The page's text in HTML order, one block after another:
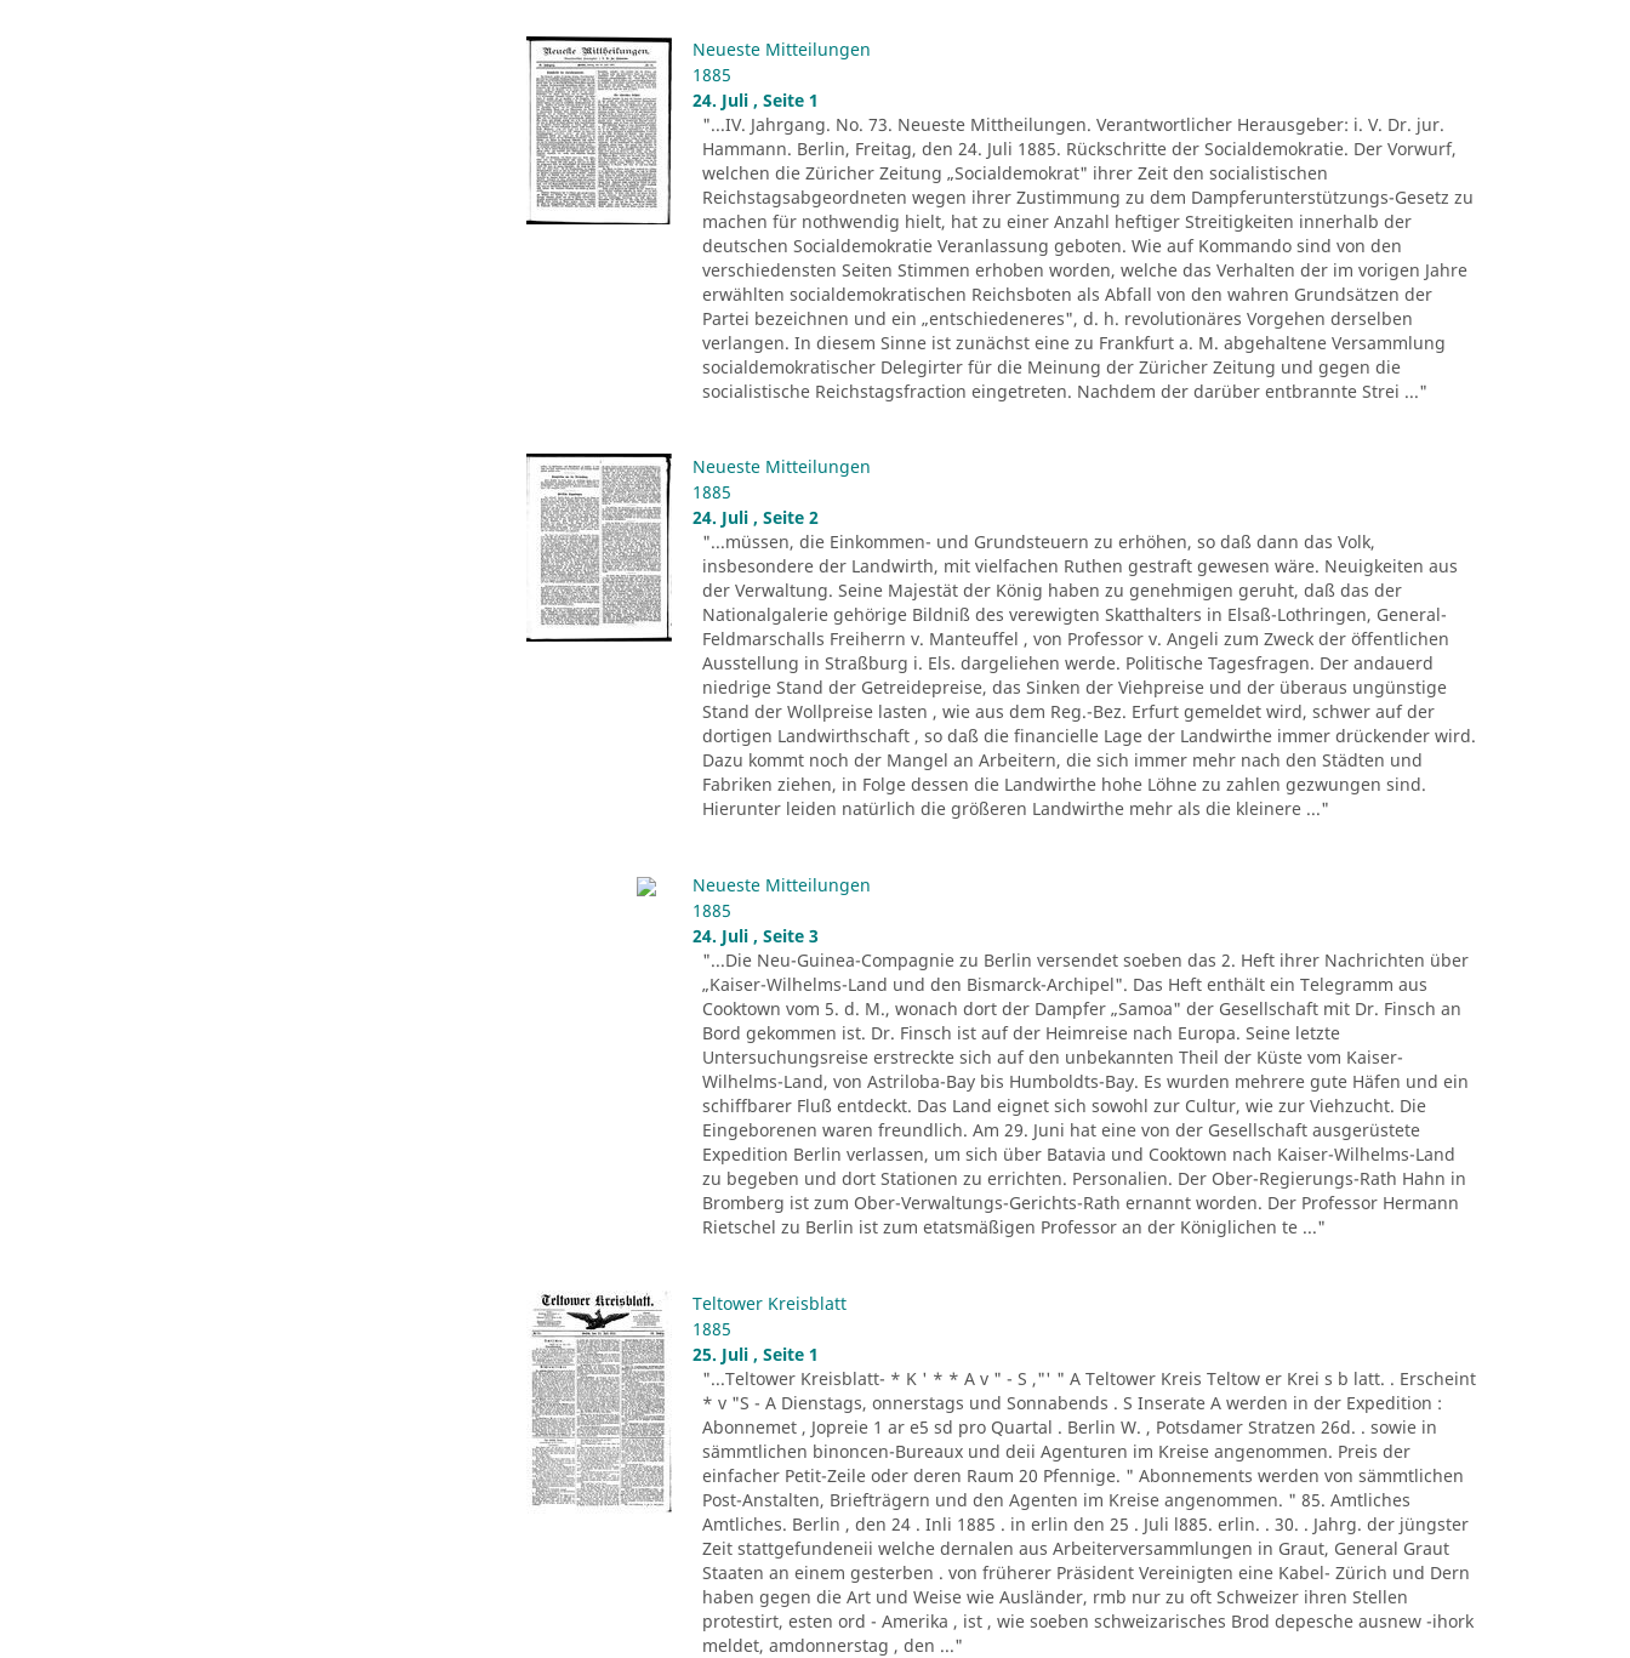
Neueste Mitteilungen
1885
24. Juli , Seite 1
"...IV. Jahrgang. No. 73. Neueste Mittheilungen. Verantwortlicher Herausgeber: i. V. Dr. jur.
Hammann. Berlin, Freitag, den 24. Juli 1885. Rückschritte der Socialdemokratie. Der Vorwurf,
welchen die Züricher Zeitung „Socialdemokrat" ihrer Zeit den socialistischen
Reichstagsabgeordneten wegen ihrer Zustimmung zu dem Dampferunterstützungs-Gesetz zu
machen für nothwendig hielt, hat zu einer Anzahl heftiger Streitigkeiten innerhalb der
deutschen Socialdemokratie Veranlassung geboten. Wie auf Kommando sind von den
verschiedensten Seiten Stimmen erhoben worden, welche das Verhalten der im vorigen Jahre
erwählten socialdemokratischen Reichsboten als Abfall von den wahren Grundsätzen der
Partei bezeichnen und ein „entschiedeneres", d. h. revolutionäres Vorgehen derselben
verlangen. In diesem Sinne ist zunächst eine zu Frankfurt a. M. abgehaltene Versammlung
socialdemokratischer Delegirter für die Meinung der Züricher Zeitung und gegen die
socialistische Reichstagsfraction eingetreten. Nachdem der darüber entbrannte Strei ..."
Neueste Mitteilungen
1885
24. Juli , Seite 2
"...müssen, die Einkommen- und Grundsteuern zu erhöhen, so daß dann das Volk,
insbesondere der Landwirth, mit vielfachen Ruthen gestraft gewesen wäre. Neuigkeiten aus
der Verwaltung. Seine Majestät der König haben zu genehmigen geruht, daß das der
Nationalgalerie gehörige Bildniß des verewigten Skatthalters in Elsaß-Lothringen, General-
Feldmarschalls Freiherrn v. Manteuffel , von Professor v. Angeli zum Zweck der öffentlichen
Ausstellung in Straßburg i. Els. dargeliehen werde. Politische Tagesfragen. Der andauerd
niedrige Stand der Getreidepreise, das Sinken der Viehpreise und der überaus ungünstige
Stand der Wollpreise lasten , wie aus dem Reg.-Bez. Erfurt gemeldet wird, schwer auf der
dortigen Landwirthschaft , so daß die financielle Lage der Landwirthe immer drückender wird.
Dazu kommt noch der Mangel an Arbeitern, die sich immer mehr nach den Städten und
Fabriken ziehen, in Folge dessen die Landwirthe hohe Löhne zu zahlen gezwungen sind.
Hierunter leiden natürlich die größeren Landwirthe mehr als die kleinere ..."
Neueste Mitteilungen
1885
24. Juli , Seite 3
"...Die Neu-Guinea-Compagnie zu Berlin versendet soeben das 2. Heft ihrer Nachrichten über
„Kaiser-Wilhelms-Land und den Bismarck-Archipel". Das Heft enthält ein Telegramm aus
Cooktown vom 5. d. M., wonach dort der Dampfer „Samoa" der Gesellschaft mit Dr. Finsch an
Bord gekommen ist. Dr. Finsch ist auf der Heimreise nach Europa. Seine letzte
Untersuchungsreise erstreckte sich auf den unbekannten Theil der Küste vom Kaiser-
Wilhelms-Land, von Astriloba-Bay bis Humboldts-Bay. Es wurden mehrere gute Häfen und ein
schiffbarer Fluß entdeckt. Das Land eignet sich sowohl zur Cultur, wie zur Viehzucht. Die
Eingeborenen waren freundlich. Am 29. Juni hat eine von der Gesellschaft ausgerüstete
Expedition Berlin verlassen, um sich über Batavia und Cooktown nach Kaiser-Wilhelms-Land
zu begeben und dort Stationen zu errichten. Personalien. Der Ober-Regierungs-Rath Hahn in
Bromberg ist zum Ober-Verwaltungs-Gerichts-Rath ernannt worden. Der Professor Hermann
Rietschel zu Berlin ist zum etatsmäßigen Professor an der Königlichen te ..."
Teltower Kreisblatt
1885
25. Juli , Seite 1
"...Teltower Kreisblatt- * K ' * * A v " - S ,"' " A Teltower Kreis Teltow er Krei s b latt. . Erscheint
* v "S - A Dienstags, onnerstags und Sonnabends . S Inserate A werden in der Expedition :
Abonnemet , Jopreie 1 ar e5 sd pro Quartal . Berlin W. , Potsdamer Stratzen 26d. . sowie in
sämmtlichen binoncen-Bureaux und deii Agenturen im Kreise angenommen. Preis der
einfacher Petit-Zeile oder deren Raum 20 Pfennige. " Abonnements werden von sämmtlichen
Post-Anstalten, Briefträgern und den Agenten im Kreise angenommen. " 85. Amtliches
Amtliches. Berlin , den 24 . Inli 1885 . in erlin den 25 . Juli l885. erlin. . 30. . Jahrg. der jüngster
Zeit stattgefundeneii welche dernalen aus Arbeiterversammlungen in Graut, General Graut
Staaten an einem gesterben . von früherer Präsident Vereinigten eine Kabel- Zürich und Dern
haben gegen die Art und Weise wie Ausländer, rmb nur zu oft Schweizer ihren Stellen
protestirt, esten ord - Amerika , ist , wie soeben schweizarisches Brod depesche ausnew -ihork
meldet, amdonnerstag , den ..."